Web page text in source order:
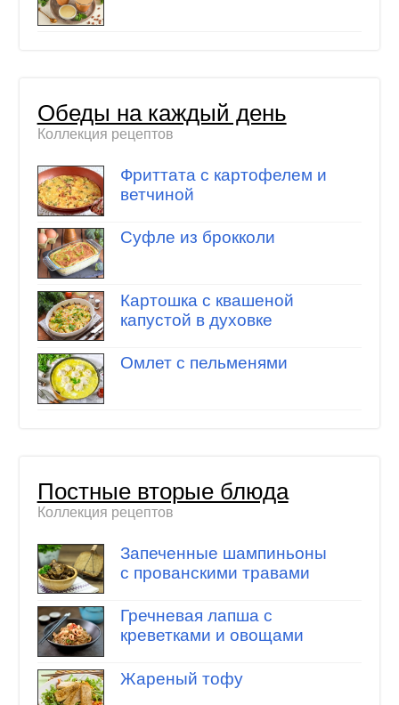
Обеды на каждый день
Коллекция рецептов
Фриттата с картофелем и
ветчиной
Суфле из брокколи
Картошка с квашеной
капустой в духовке
Омлет с пельменями
Постные вторые блюда
Коллекция рецептов
Запеченные шампиньоны
с прованскими травами
Гречневая лапша с
креветками и овощами
Жареный тофу